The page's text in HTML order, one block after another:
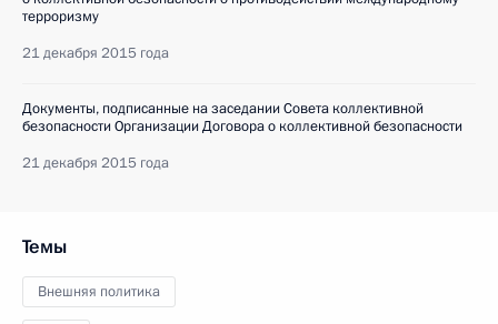
терроризму
21 декабря 2015 года
Документы, подписанные на заседании Совета коллективной
безопасности Организации Договора о коллективной безопасности
21 декабря 2015 года
Темы
Внешняя политика